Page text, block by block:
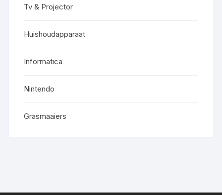
Tv & Projector
Huishoudapparaat
Informatica
Nintendo
Grasmaaiers